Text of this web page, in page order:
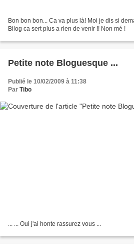
Bon bon bon... Ca va plus là! Moi je dis si
Bilog ca sert plus a rien de venir !! Non mé !
Petite note Bloguesque ...
Publié le 10/02/2009 à 11:38
Par Tibo
... ... Oui j'ai honte rassurez vous ...